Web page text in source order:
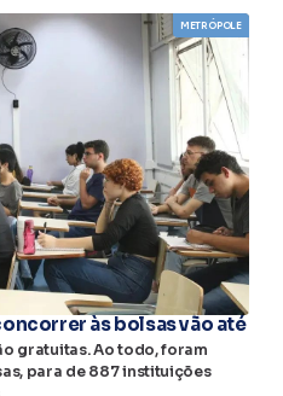
METRÓPOLE
às bolsas vão até
gratuitas. Ao todo, foram
para de 887 instituições